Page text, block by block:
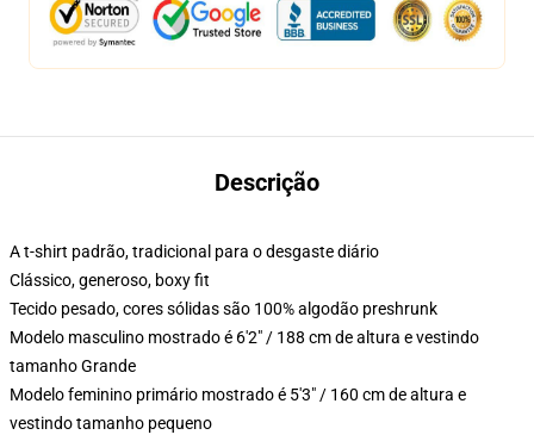
Descrição
A t-shirt padrão, tradicional para o desgaste diário
Clássico, generoso, boxy fit
Tecido pesado, cores sólidas são 100% algodão preshrunk
Modelo masculino mostrado é 6'2" / 188 cm de altura e vestindo
tamanho Grande
Modelo feminino primário mostrado é 5'3" / 160 cm de altura e
vestindo tamanho pequeno